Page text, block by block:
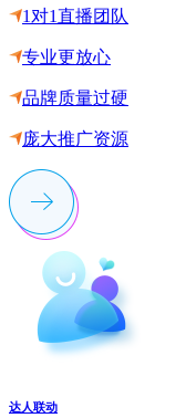
1对1直播团队
专业更放心
品牌质量过硬
庞大推广资源
达人联动